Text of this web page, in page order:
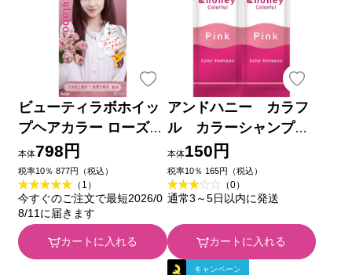
ビューティラボホイッ
プヘアカラー ローズピ
ンク ４０ｍｌ＋８０ｍ
ｌ ホーユー (医薬部外
品)
本体798円
税率10％ 877円（税込）
（1）
今すぐのご注文で最短2026/0
8/11に届きます
カートに入れる
アンドハニー カラフ
ル カラーシャンプ
ー 2連お試し チェ
リーピンク １０ｍＬ１
０ｍＬ 株式会社ヴィー
本体150円
税率10％ 165円（税込）
（0）
通常3～5日以内に発送
カートに入れる
キャンペーン